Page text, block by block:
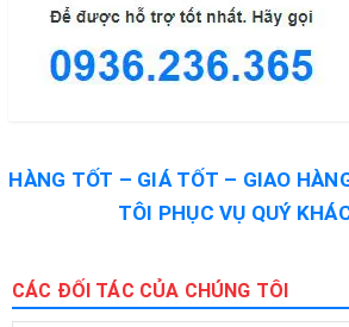
HÀNG TỐT – GIÁ TỐT – GIAO
TÔI PHỤC VỤ QUÝ
CÁC ĐỐI TÁC CỦA CHÚNG TÔI